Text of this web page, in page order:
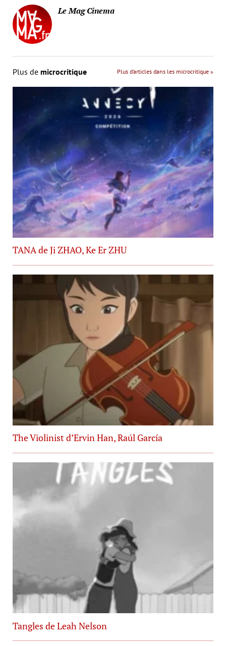
Le Mag Cinema
Plus de microcritique Plus d’articles dans les microcritique »
TANA de Ji ZHAO, Ke Er ZHU
The Violinist d’Ervin Han, Raúl García
Tangles de Leah Nelson